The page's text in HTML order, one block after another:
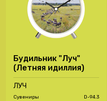
Будильник "Луч"
(Летняя идиллия)
ЛУЧ
Сувениры D-94.3